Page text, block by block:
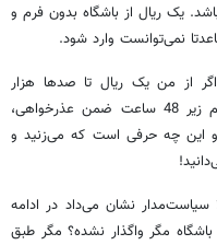
یک ریال از باشگاه بدون فرم و
نمی‌توانست وارد شود.
از من یک ریال تا صدها هزار
میلیارد سند دارد، منتشر کند و قول می‌دهم زیر 48 ساعت ضمن عذرخواهی،
و این چه حرفی است که می‌زنید و
نشان می‌داد در ادامه
مگر واگذار نشده؟ مگر طبق